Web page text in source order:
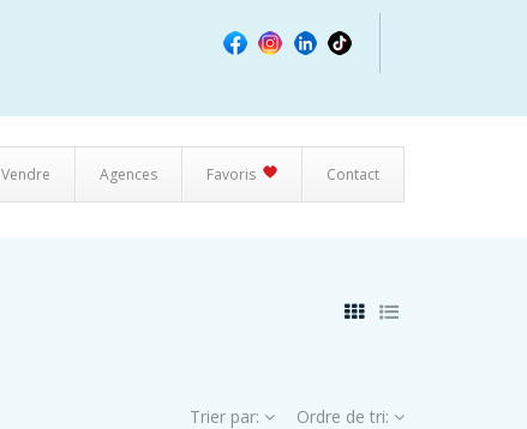
Vendre Agences Favoris Contact
Trier par: Ordre de tri: